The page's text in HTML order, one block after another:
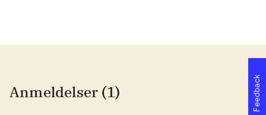
Anmeldelser (1)
Feedback